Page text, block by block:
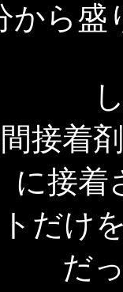
から盛
接着
に接着
だけ
だ